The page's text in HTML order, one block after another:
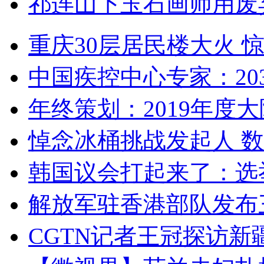
重庆30层居民楼大火
中国疾控中心专家：
年终策划：2019年度
悼念冰桶挑战发起人
韩国议会打起来了：
解放军驻香港部队发
CGTN记者王冠探访新